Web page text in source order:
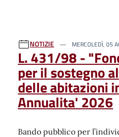
NOTIZIE MERCOLEDÌ, 05
L. 431/98 -
per il sostegno
delle abitazioni
Annualita' 2026
Bando pubblico per